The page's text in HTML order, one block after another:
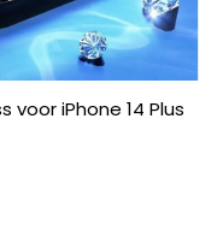
voor iPhone 14 Plus